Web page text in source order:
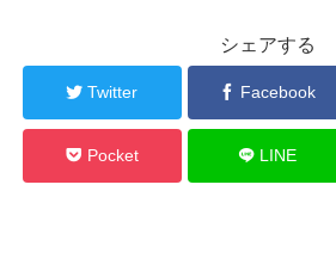
シェアする
Twitter Facebook
Pocket LINE